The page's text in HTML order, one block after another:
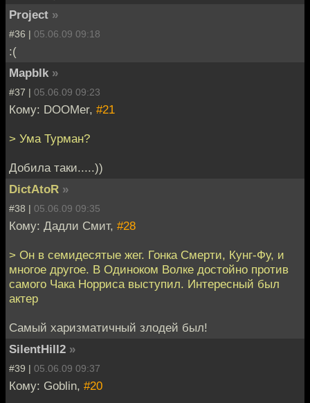
Project »
#36 | 05.06.09 09:18
:(
Mapblk »
#37 | 05.06.09 09:23
Кому: DOOMer, #21
> Ума Турман?
Добила таки.....))
DictAtoR »
#38 | 05.06.09 09:35
Кому: Дадли Смит, #28
> Он в семидесятые жег. Гонка Смерти, Кунг-Фу, и
многое другое. В Одиноком Волке достойно против
самого Чака Норриса выступил. Интересный был
актер
Самый харизматичный злодей был!
SilentHill2 »
#39 | 05.06.09 09:37
Кому: Goblin, #20